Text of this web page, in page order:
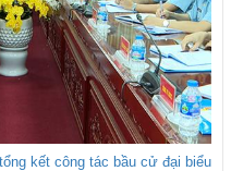
kết công tác bầu cử đại biểu